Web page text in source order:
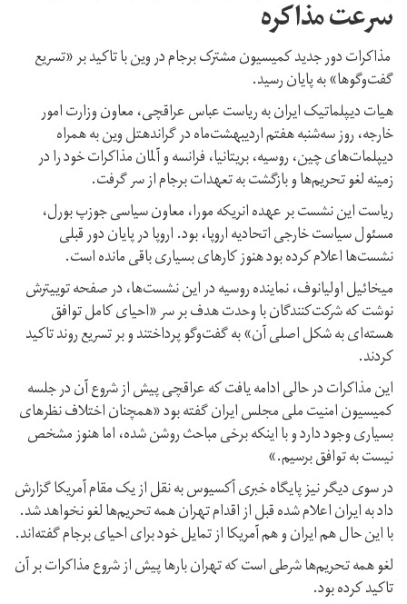
سرعت مذاکره
مذاکرات دور جدید کمیسیون مشترک برجام در وین با تاکید بر «تسریع
گفت‌وگوها» به پایان رسید.
هیات دیپلماتیک ایران به ریاست عباس عراقچی، معاون وزارت امور
خارجه، روز سه‌شنبه هفتم اردیبهشت‌ماه در گراندهتل وین به همراه
دیپلمات‌های چین، ‌روسیه، ‌بریتانیا، فرانسه و آلمان مذاکرات خود را در
زمینه لغو تحریم‌ها و بازگشت به تعهدات برجام از سر گرفت.
ریاست این نشست بر عهده انریکه مورا،‌ معاون سیاسی جوزپ بورل،‌
مسئول سیاست خارجی اتحادیه اروپا، بود. اروپا در پایان دور قبلی
نشست‌ها اعلام کرده بود هنوز کارهای بسیاری باقی مانده است.
میخائیل اولیانوف، نماینده روسیه در این نشست‌ها، در صفحه توییترش
نوشت که شرکت‌کنندگان با وحدت هدف بر سر «احیای کامل توافق
هسته‌ای به شکل اصلی آن» به گفت‌وگو پرداختند و بر تسریع روند تاکید
کردند.
این مذاکرات در حالی ادامه یافت که عراقچی پیش از شروع آن در جلسه
کمیسیون امنیت ملی مجلس ایران گفته بود «همچنان اختلاف نظرهای
بسیاری وجود دارد و با اینکه برخی مباحث روشن شده،‌ اما هنوز مشخص
نیست به توافق برسیم.»
در سوی دیگر نیز پایگاه خبری آکسیوس به نقل از یک مقام آمریکا گزارش
داد به ایران اعلام شده قبل از اقدام تهران همه تحریم‌ها لغو نخواهد شد.
با این حال هم ایران و هم آمریکا از تمایل خود برای احیای برجام گفته‌اند.
لغو همه تحریم‌ها شرطی است که تهران بارها پیش از شروع مذاکرات بر آن
تاکید کرده بود.